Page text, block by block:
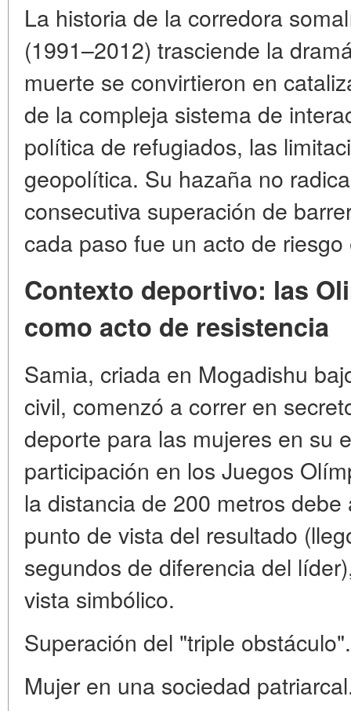
La historia de la corredora
(1991–2012) trasciende la
muerte se convirtieron en
de la compleja sistema de
política de refugiados, las
geopolítica. Su hazaña no
consecutiva superación de
cada paso fue un acto de riesgo
Contexto deportivo: las
como acto de resistencia
Samia, criada en Mogadishu
civil, comenzó a correr en
deporte para las mujeres en su
participación en los Juegos
la distancia de 200 metros
punto de vista del resultado
segundos de diferencia del
vista simbólico.
Superación del "triple
Mujer en una sociedad